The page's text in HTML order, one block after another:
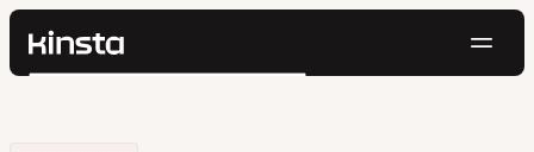
Kinsta®
Cerca